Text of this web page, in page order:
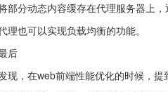
部分动态内容缓存在代理服务器上，
理也可以实现负载均衡的功能。
后
现，在web前端性能优化的时候，提